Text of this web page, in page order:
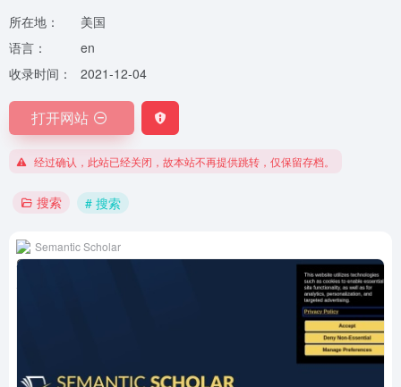
所在地：
美国
语言：
en
收录时间：
2021-12-04
打开网站
经过确认，此站已经关闭，故本站不再提供跳转，仅保留存档。
搜索 # 搜索
Semantic Scholar